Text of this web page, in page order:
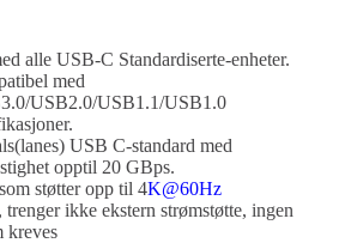
alle USB-C Standardiserte-enheter.
med
USB2.0/USB1.1/USB1.0
USB C-standard med
opptil 20 GBps.
støtter opp til 4K@60Hz
trenger ikke ekstern strømstøtte, ingen
kreves